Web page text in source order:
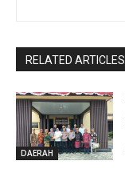
RELATED ARTICLES
DAERAH